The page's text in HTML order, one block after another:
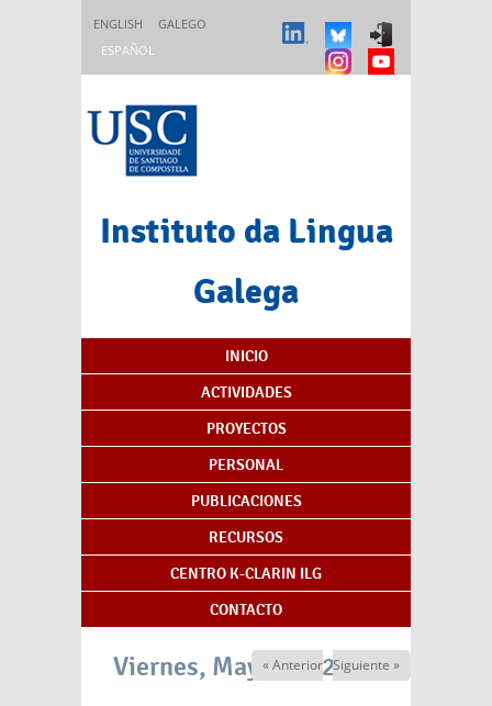
ENGLISH
GALEGO
ESPAÑOL
Instituto da Lingua
Galega
Índice de contenidos
INICIO
ACTIVIDADES
PROYECTOS
PERSONAL
PUBLICACIONES
RECURSOS
CENTRO K-CLARIN ILG
CONTACTO
Viernes, Mayo 29, 2026
« Anterior Siguiente »